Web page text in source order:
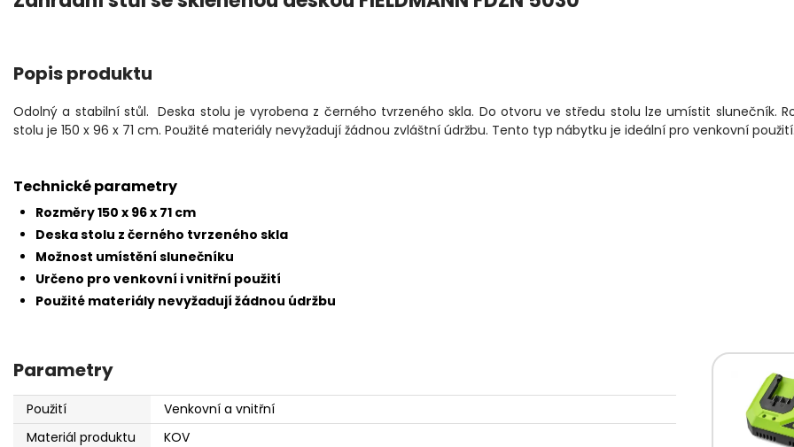
Popis produktu
Odolný a stabilní stůl. Deska stolu je vyrobena z černého tvrzeného skla. Do otvoru ve středu stolu lze umístit slunečník.
stolu je 150 x 96 x 71 cm. Použité materiály nevyžadují žádnou zvláštní údržbu. Tento typ nábytku je ideální pro venkovní použití.
Technické parametry
Rozměry 150 x 96 x 71 cm
Deska stolu z černého tvrzeného skla
Možnost umístění slunečníku
Určeno pro venkovní i vnitřní použití
Použité materiály nevyžadují žádnou údržbu
Parametry
Použití
Venkovní a vnitřní
Materiál produktu
KOV